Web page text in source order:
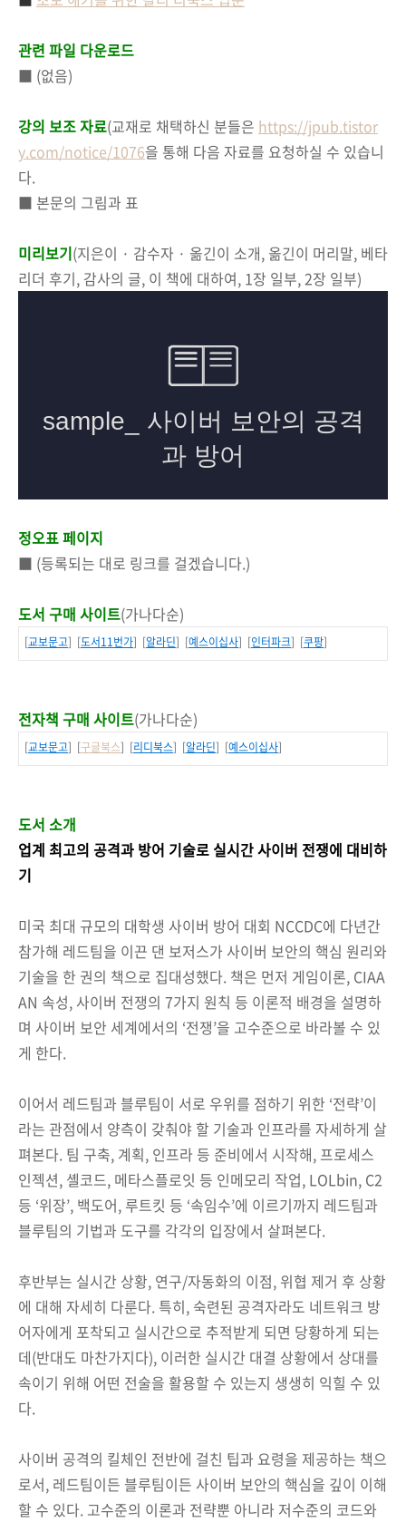
관련 파일 다운로드
■ (없음)
강의 보조 자료(교재로 채택하신 분들은 https://jpub.tistor
y.com/notice/1076을 통해 다음 자료를 요청하실 수 있습니
다.
■ 본문의 그림과 표
미리보기(지은이 · 감수자 · 옮긴이 소개, 옮긴이 머리말, 베타
리더 후기, 감사의 글, 이 책에 대하여, 1장 일부, 2장 일부)
정오표 페이지
■ (등록되는 대로 링크를 걸겠습니다.)
도서 구매 사이트(가나다순)
[교보문고] [도서11번가] [알라딘] [예스이십사] [인터파크] [쿠팡]
전자책 구매 사이트(가나다순)
[교보문고] [구글북스] [리디북스] [알라딘] [예스이십사]
도서 소개
업계 최고의 공격과 방어 기술로 실시간 사이버 전쟁에 대비하
기
미국 최대 규모의 대학생 사이버 방어 대회 NCCDC에 다년간
참가해 레드팀을 이끈 댄 보저스가 사이버 보안의 핵심 원리와
기술을 한 권의 책으로 집대성했다. 책은 먼저 게임이론, CIAA
AN 속성, 사이버 전쟁의 7가지 원칙 등 이론적 배경을 설명하
며 사이버 보안 세계에서의 ‘전쟁’을 고수준으로 바라볼 수 있
게 한다.
이어서 레드팀과 블루팀이 서로 우위를 점하기 위한 ‘전략’이
라는 관점에서 양측이 갖춰야 할 기술과 인프라를 자세하게 살
펴본다. 팀 구축, 계획, 인프라 등 준비에서 시작해, 프로세스
인젝션, 셸코드, 메타스플로잇 등 인메모리 작업, LOLbin, C2
등 ‘위장’, 백도어, 루트킷 등 ‘속임수’에 이르기까지 레드팀과
블루팀의 기법과 도구를 각각의 입장에서 살펴본다.
후반부는 실시간 상황, 연구/자동화의 이점, 위협 제거 후 상황
에 대해 자세히 다룬다. 특히, 숙련된 공격자라도 네트워크 방
어자에게 포착되고 실시간으로 추적받게 되면 당황하게 되는
데(반대도 마찬가지다), 이러한 실시간 대결 상황에서 상대를
속이기 위해 어떤 전술을 활용할 수 있는지 생생히 익힐 수 있
다.
사이버 공격의 킬체인 전반에 걸친 팁과 요령을 제공하는 책으
로서, 레드팀이든 블루팀이든 사이버 보안의 핵심을 깊이 이해
할 수 있다. 고수준의 이론과 전략뿐 아니라 저수준의 코드와